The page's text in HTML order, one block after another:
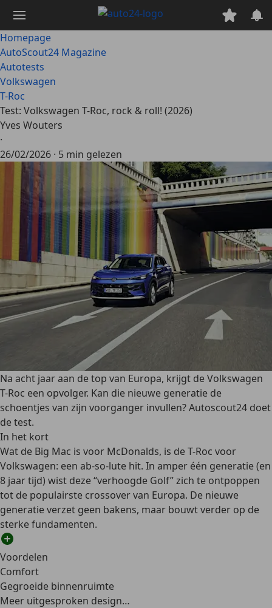
naar
hoofdinhoud
Homepage
AutoScout24 Magazine
Autotests
Volkswagen
T-Roc
Test: Volkswagen T-Roc, rock & roll! (2026)
Yves Wouters
·
26/02/2026 · 5 min gelezen
Na acht jaar aan de top van Europa, krijgt de Volkswagen
T-Roc een opvolger. Kan die nieuwe generatie de
schoentjes van zijn voorganger invullen? Autoscout24 doet
de test.
In het kort
Wat de Big Mac is voor McDonalds, is de T-Roc voor
Volkswagen: een ab-so-lute hit. In amper één generatie (en
8 jaar tijd) wist deze “verhoogde Golf” zich te ontpoppen
tot de populairste crossover van Europa. De nieuwe
generatie verzet geen bakens, maar bouwt verder op de
sterke fundamenten.
Voordelen
Comfort
Gegroeide binnenruimte
Meer uitgesproken design…